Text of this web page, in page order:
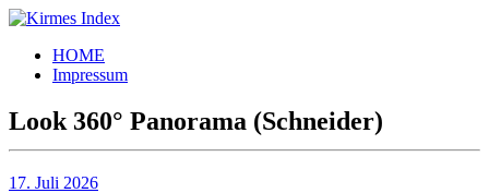
Zum
springen
Kirmes
Index
Tourpläne
der
letzten
Jahre
HOME
Impressum
Look 360° Panorama (Schneider)
17. Juli 2026